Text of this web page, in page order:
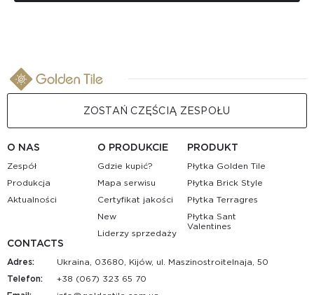
ZOSTAŃ CZĘŚCIĄ ZESPOŁU
O NAS
Zespół
Produkcja
Aktualności
O PRODUKCIE
Gdzie kupić?
Mapa serwisu
Certyfikat jakości
New
Liderzy sprzedaży
PRODUKT
Płytka Golden Tile
Płytka Brick Style
Płytka Terragres
Płytka Sant
Valentines
CONTACTS
Adres:
Ukraina, 03680, Kijów, ul. Maszinostroitelnaja, 50
Telefon:
+38 (067) 323 65 70